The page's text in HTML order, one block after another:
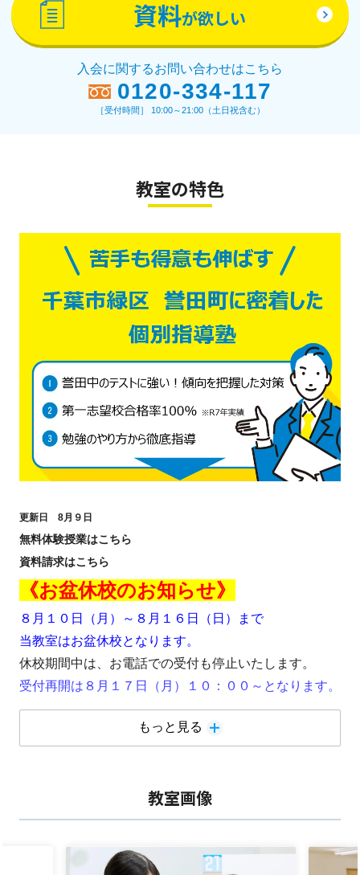
資料が欲しい
入会に関するお問い合わせはこちら
0120-334-117
［受付時間］ 10:00～21:00（土日祝含む）
教室の特色
更新日 8月９ 日
無料体験授業はこちら
資料請求はこちら
《お盆休校のお知らせ》
８月１０日（月）～８月１６日（日）まで
当教室はお盆休校となります。
休校期間中は、お電話での受付も停止いたします。
受付再開は８月１７日（月）１０：００～となります。
《夏休み明けすぐ ９月７日の定期
誉田中 定期テストまであと一ヶ
もっと見る
教室画像